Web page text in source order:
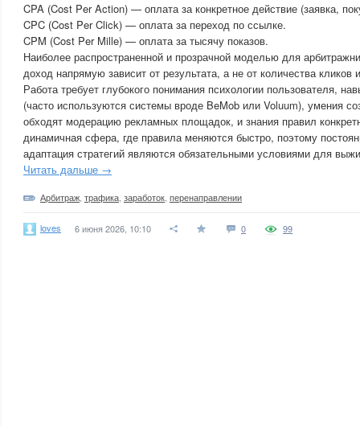
CPA (Cost Per Action) — оплата за конкретное действие (заявка,
CPC (Cost Per Click) — оплата за переход по ссылке.
CPM (Cost Per Mille) — оплата за тысячу показов.
Наиболее распространенной и прозрачной моделью для
доход напрямую зависит от результата, а не от количества кликов
Работа требует глубокого понимания психологии пользователя,
(часто используются системы вроде BeMob или Voluum), умения
обходят модерацию рекламных площадок, и знания правил
динамичная сфера, где правила меняются быстро, поэтому
адаптация стратегий являются обязательными условиями для
Читать дальше →
Арбитраж трафика заработок перенаправлении
loves 6 июня 2026, 10:10 0 99